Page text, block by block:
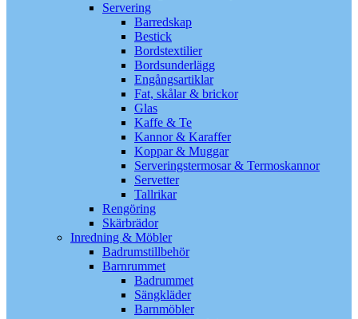
Servering
Barredskap
Bestick
Bordstextilier
Bordsunderlägg
Engångsartiklar
Fat, skålar & brickor
Glas
Kaffe & Te
Kannor & Karaffer
Koppar & Muggar
Serveringstermosar & Termoskannor
Servetter
Tallrikar
Rengöring
Skärbrädor
Inredning & Möbler
Badrumstillbehör
Barnrummet
Badrummet
Sängkläder
Barnmöbler